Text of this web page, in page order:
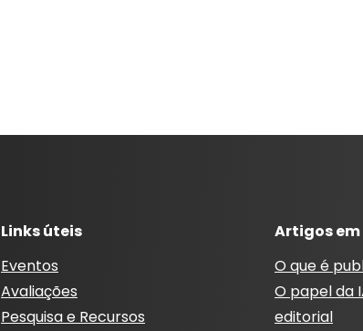
Links úteis
Eventos
Avaliações
Pesquisa e Recursos
Artigos
O que é
O papel da
editorial